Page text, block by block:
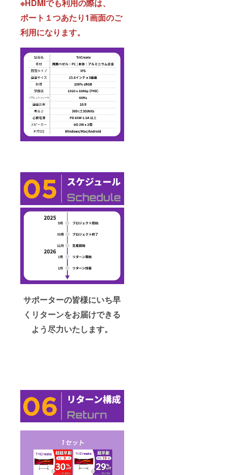
※HDMIでも利用の際は、
ポート１つあたり1画面のご
利用になります。
サポーターの皆様にいち早
くリターンをお届けできる
よう尽力いたします。